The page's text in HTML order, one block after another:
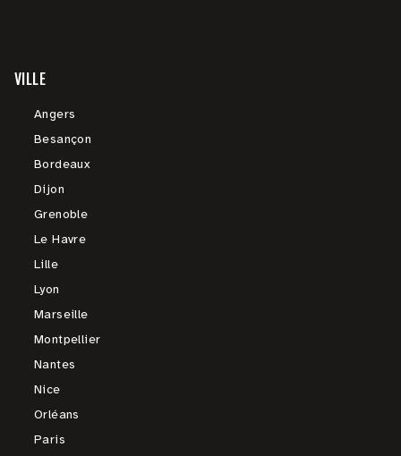
VILLE
Angers
Besançon
Bordeaux
Dijon
Grenoble
Le Havre
Lille
Lyon
Marseille
Montpellier
Nantes
Nice
Orléans
Paris